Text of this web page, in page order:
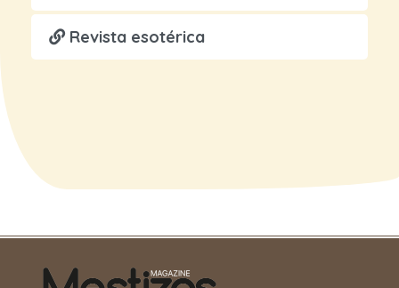
Revista esotérica